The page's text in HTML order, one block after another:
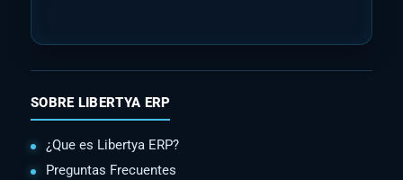
SOBRE LIBERTYA ERP
¿Que es Libertya ERP?
Preguntas Frecuentes